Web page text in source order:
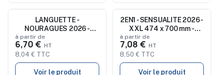
NouveauLANGUETTE -
NOURAGUES 2026 -
QUADRI
à partir de
6,70 €
8,04 € TTC
Voir le produit
Nouveau
2EN1 - SENSUALITE 2026 -
XXL 474 x 700 mm -
MARQUAGE 1 COULEUR
à partir de
7,08 €
8,50 € TTC
Voir le produit